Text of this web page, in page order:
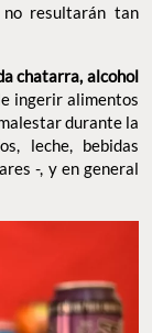
resultarán tan
chatarra, alcohol
ingerir alimentos
durante la
leche, bebidas
-, y en general